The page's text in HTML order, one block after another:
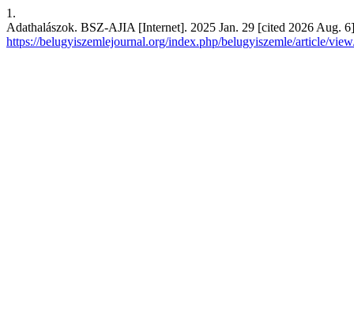
1.
Adathalászok. BSZ-AJIA [Internet]. 2025 Jan. 29 [cited 2026 Aug.
https://belugyiszemlejournal.org/index.php/belugyiszemle/article/